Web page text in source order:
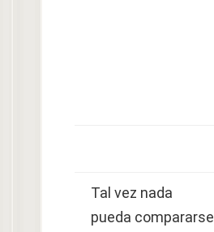
Tal vez nada
pueda compararse